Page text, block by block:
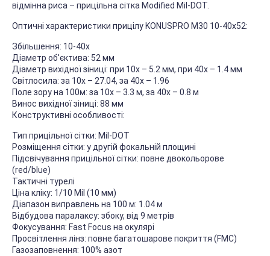
відмінна риса – прицільна сітка Modified Mil-DOT.
Оптичні характеристики прицілу KONUSPRO M30 10-40x52:
Збільшення: 10-40x
Діаметр об'єктива: 52 мм
Діаметр вихідної зіниці: при 10х – 5.2 мм, при 40х – 1.4 мм
Світлосила: за 10х – 27.04, за 40х – 1.96
Поле зору на 100м: за 10х – 3.3 м, за 40х – 0.8 м
Винос вихідної зіниці: 88 мм
Конструктивні особливості:
Тип прицільної сітки: Mil-DOT
Розміщення сітки: у другій фокальній площині
Підсвічування прицільної сітки: повне двокольорове
(red/blue)
Тактичні турелі
Ціна кліку: 1/10 Mil (10 мм)
Діапазон виправлень на 100 м: 1.04 м
Відбудова паралаксу: збоку, від 9 метрів
Фокусування: Fast Focus на окулярі
Просвітлення лінз: повне багатошарове покриття (FMC)
Газозаповнення: 100% азот